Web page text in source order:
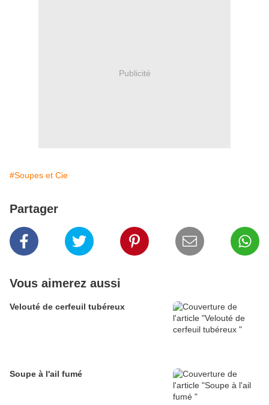
Publicité
#Soupes et Cie
Partager
Vous aimerez aussi
Velouté de cerfeuil tubéreux
Soupe à l'ail fumé